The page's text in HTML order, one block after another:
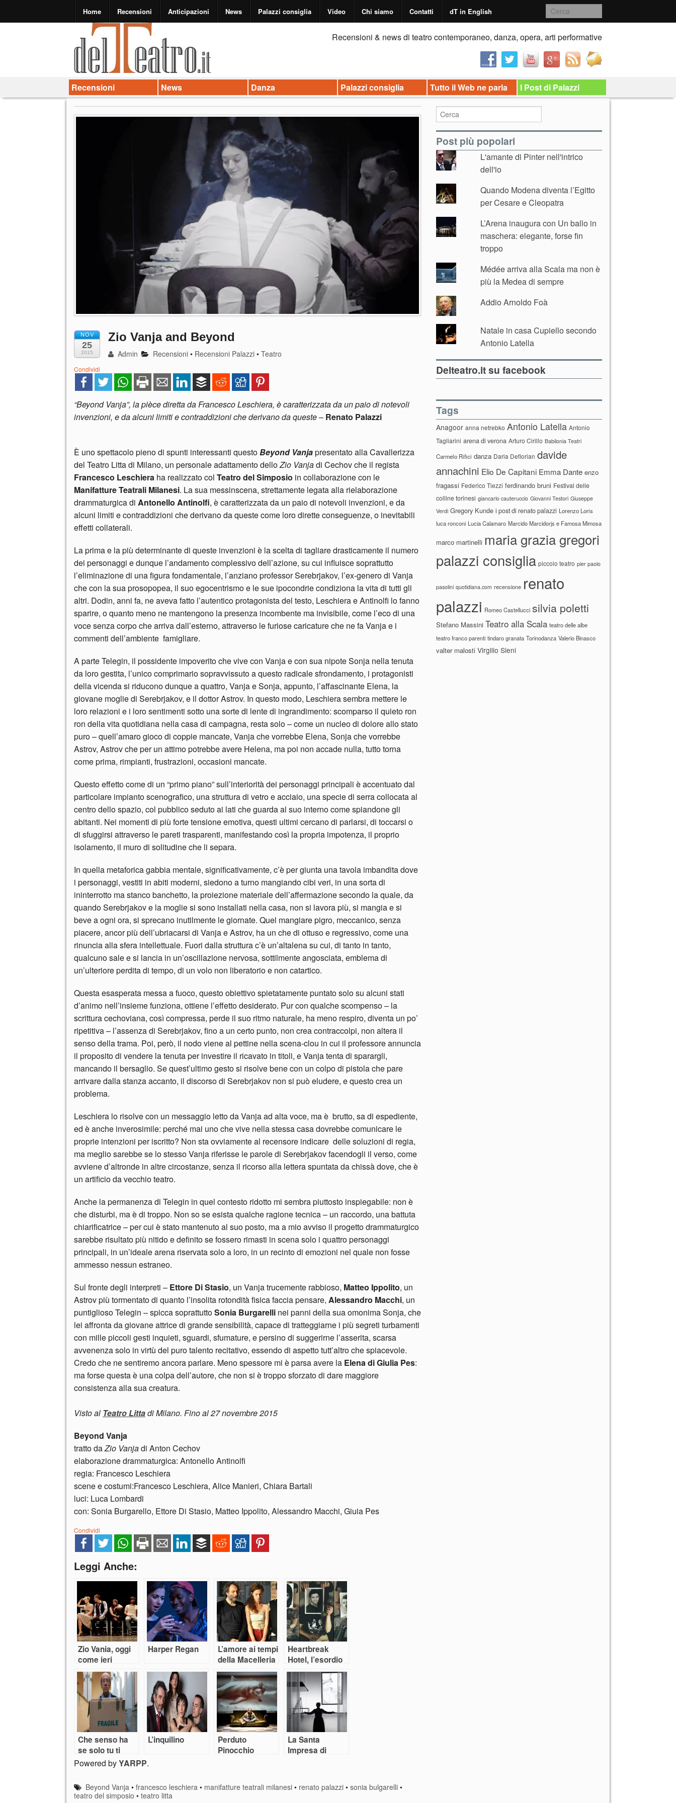
Home Recensioni Anticipazioni News Palazzi consiglia Video Chi siamo Contatti dT in English
Recensioni & news di teatro contemporaneo, danza, opera, arti performative
Recensioni News Danza Palazzi consiglia Tutto il Web ne parla I Post di Palazzi
NOV
25
2015
Zio Vanja and Beyond
Admin Recensioni • Recensioni Palazzi •Teatro
Condividi
“Beyond Vanja”, la pièce diretta da Francesco Leschiera, è caratterizzata da un paio di notevoli
invenzioni, e da alcuni limiti e contraddizioni che derivano da queste– Renato Palazzi
È uno spettacolo pieno di spunti interessanti questoBeyond Vanjapresentato alla Cavallerizza
del Teatro Litta di Milano, un personale adattamento delloZio Vanjadi Cechov che il regista
Francesco Leschiera ha realizzato col Teatro del Simposio in collaborazione con le
Manifatture Teatrali Milanesi. La sua messinscena, strettamente legata alla rielaborazione
drammaturgica di Antonello Antinolfi, è caratterizzata da un paio di notevoli invenzioni, e da
alcuni limiti e contraddizioni che derivano da queste come loro dirette conseguenze, o inevitabili
effetti collaterali.
La prima e la più determinante di queste invenzioni è la scelta di tagliare drasticamente il numero
dei personaggi e dunque l’andamento complessivo dell’azione, su cui influisce soprattutto
l’eliminazione di una figura fondamentale, l’anziano professor Serebrjakov, l’ex-genero di Vanja
che con la sua prosopopea, il suo egocentrismo e le sue ipocondrie condiziona la vita di tutti gli
altri. Dodin, anni fa, ne aveva fatto l’autentico protagonista del testo, Leschiera e Antinolfi lo fanno
sparire, o quanto meno ne mantengono la presenza incombente ma invisibile, come l’eco di una
voce senza corpo che arriva dall’esterno, attraverso le furiose caricature che ne fa Vanja e i
commenti dell’ambiente famigliare.
A parte Telegin, il possidente impoverito che vive con Vanja e con sua nipote Sonja nella tenuta
da loro gestita, l’unico comprimario sopravvissuto a questo radicale sfrondamento, i protagonisti
della vicenda si riducono dunque a quattro, Vanja e Sonja, appunto, l’affascinante Elena, la
giovane moglie di Serebrjakov, e il dottor Astrov. In questo modo, Leschiera sembra mettere le
loro relazioni e i loro sentimenti sotto una sorte di lente di ingrandimento: scomparso il quieto ron
ron della vita quotidiana nella casa di campagna, resta solo – come un nucleo di dolore allo stato
puro – quell’amaro gioco di coppie mancate, Vanja che vorrebbe Elena, Sonja che vorrebbe
Astrov, Astrov che per un attimo potrebbe avere Helena, ma poi non accade nulla, tutto torna
come prima, rimpianti, frustrazioni, occasioni mancate.
Questo effetto come di un “primo piano” sull’interiorità dei personaggi principali è accentuato dal
particolare impianto scenografico, una struttura di vetro e acciaio, una specie di serra collocata al
centro dello spazio, col pubblico seduto ai lati che guarda al suo interno come spiandone gli
abitanti. Nei momenti di più forte tensione emotiva, questi ultimi cercano di parlarsi, di toccarsi o
di sfuggirsi attraverso le pareti trasparenti, manifestando così la propria impotenza, il proprio
isolamento, il muro di solitudine che li separa.
In quella metaforica gabbia mentale, significativamente, c’è per giunta una tavola imbandita dove
i personaggi, vestiti in abiti moderni, siedono a turno mangiando cibi veri, in una sorta di
ininterrotto ma stanco banchetto, la proiezione materiale dell’affermazione secondo la quale, da
quando Serebrjakov e la moglie si sono installati nella casa, non si lavora più, si mangia e si
beve a ogni ora, si sprecano inutilmente le giornate. Quel mangiare pigro, meccanico, senza
piacere, ancor più dell’ubriacarsi di Vanja e Astrov, ha un che di ottuso e regressivo, come una
rinuncia alla sfera intellettuale. Fuori dalla struttura c’è un’altalena su cui, di tanto in tanto,
qualcuno sale e si lancia in un’oscillazione nervosa, sottilmente angosciata, emblema di
un’ulteriore perdita di tempo, di un volo non liberatorio e non catartico.
Questa esasperata messa a fuoco, questo obiettivo spietatamente puntato solo su alcuni stati
d’animo nell’insieme funziona, ottiene l’effetto desiderato. Pur con qualche scompenso – la
scrittura cechoviana, così compressa, perde il suo ritmo naturale, ha meno respiro, diventa un po’
ripetitiva – l’assenza di Serebrjakov, fino a un certo punto, non crea contraccolpi, non altera il
senso della trama. Poi, però, il nodo viene al pettine nella scena-clou in cui il professore annuncia
il proposito di vendere la tenuta per investire il ricavato in titoli, e Vanja tenta di sparargli,
mancando il bersaglio. Se quest’ultimo gesto si risolve bene con un colpo di pistola che pare
arrivare dalla stanza accanto, il discorso di Serebrjakov non si può eludere, e questo crea un
problema.
Leschiera lo risolve con un messaggio letto da Vanja ad alta voce, ma è brutto, sa di espediente,
ed è anche inverosimile: perché mai uno che vive nella stessa casa dovrebbe comunicare le
proprie intenzioni per iscritto? Non sta ovviamente al recensore indicare delle soluzioni di regia,
ma meglio sarebbe se lo stesso Vanja riferisse le parole di Serebrjakov facendogli il verso, come
avviene d’altronde in altre circostanze, senza il ricorso alla lettera spuntata da chissà dove, che è
un artificio da vecchio teatro.
Anche la permanenza di Telegin in quel contesto ridotto mi sembra piuttosto inspiegabile: non è
che disturbi, ma è di troppo. Non so se esista qualche ragione tecnica – un raccordo, una battuta
chiarificatrice – per cui è stato mantenuto al suo posto, ma a mio avviso il progetto drammaturgico
sarebbe risultato più nitido e definito se fossero rimasti in scena solo i quattro personaggi
principali, in un’ideale arena riservata solo a loro, in un recinto di emozioni nel quale non fosse
ammesso nessun estraneo.
Sul fronte degli interpreti – Ettore Di Stasio, un Vanja trucemente rabbioso, Matteo Ippolito, un
Astrov più tormentato di quanto l’insolita rotondità fisica faccia pensare, Alessandro Macchi, un
puntiglioso Telegin – spicca soprattuttoSonia Burgarelli nei panni della sua omonima Sonja, che
lei affronta da giovane attrice di grande sensibilità, capace di tratteggiarne i più segreti turbamenti
con mille piccoli gesti inquieti, sguardi, sfumature, e persino di suggerirne l’asserita, scarsa
avvenenza solo in virtù del puro talento recitativo, essendo di aspetto tutt’altro che spiacevole.
Credo che ne sentiremo ancora parlare. Meno spessore mi è parsa avere la Elena di Giulia Pes:
ma forse questa è una colpa dell’autore, che non si è troppo sforzato di dare maggiore
consistenza alla sua creatura.
Visto al Teatro Littadi Milano. Fino al 27 novembre 2015
Beyond Vanja
tratto daZio Vanjadi Anton Cechov
elaborazione drammaturgica: Antonello Antinolfi
regia: Francesco Leschiera
scene e costumi:Francesco Leschiera, Alice Manieri, Chiara Bartali
luci: Luca Lombardi
con: Sonia Burgarello, Ettore Di Stasio, Matteo Ippolito, Alessandro Macchi, Giuia Pes
Condividi
Leggi Anche:
Zio Vania, oggi
come ieri
l’impossibilità di
mutare il
destino
Harper Regan
L’amore ai tempi
della Macelleria
(Ettore)
Heartbreak
Hotel, l’esordio
di Snaporaz
Che senso ha
se solo tu ti
salvi?
L’inquilino
Perduto
Pinocchio
La Santa
Impresa di
Powered byYARPP.
Beyond Vanja •francesco leschiera • manifatture teatrali milanesi • renato palazzi •sonia bulgarelli •
teatro del simposio • teatro litta
Post più popolari
L'amante di Pinter nell'intrico
dell'io
Quando Modena diventa l’Egitto
per Cesare e Cleopatra
L’Arena inaugura con Un ballo in
maschera: elegante, forse fin
troppo
Médée arriva alla Scala ma non è
più la Medea di sempre
Addio Arnoldo Foà
Natale in casa Cupiello secondo
Antonio Latella
Delteatro.it su facebook
Tags
Anagoor anna netrebko Antonio Latella Antonio
Tagliarini arena di verona Arturo Cirillo Babilonia Teatri
Carmelo Rifici danza Daria Deflorian davide
annachini Elio De Capitani Emma Dante enzo
fragassi Federico Tiezzi ferdinando bruni Festival delle
colline torinesi giancarlo cauteruccio Giovanni Testori Giuseppe
Verdi Gregory Kunde i post di renato palazzi Lorenzo Loris
luca ronconi Lucia Calamaro Marcido Marcidorjs e Famosa Mimosa
marco martinelli maria grazia gregori
palazzi consiglia piccolo teatro pier paolo
pasolini quotidiana.com recensione renato
palazzi Romeo Castellucci silvia poletti
Stefano Massini Teatro alla Scala teatro delle albe
teatro franco parenti tindaro granata Torinodanza Valerio Binasco
valter malosti Virgilio Sieni